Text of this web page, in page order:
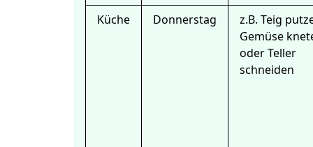
Küche Donnerstag
z.B. Teig
Gemüse
oder Teller
schneiden